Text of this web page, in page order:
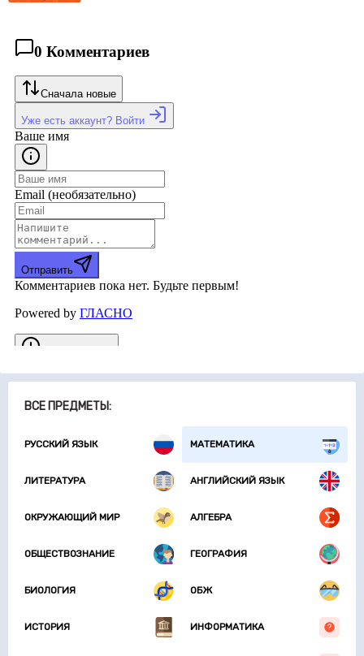
ВСЕ ПРЕДМЕТЫ:
РУССКИЙ ЯЗЫК МАТЕМАТИКА
ЛИТЕРАТУРА АНГЛИЙСКИЙ ЯЗЫК
ОКРУЖАЮЩИЙ МИР АЛГЕБРА
ОБЩЕСТВОЗНАНИЕ ГЕОГРАФИЯ
БИОЛОГИЯ ОБЖ
ИСТОРИЯ ИНФОРМАТИКА